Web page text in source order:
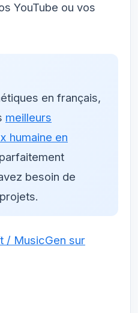
YouTube ou vos
en français,
meilleurs
humaine en
besoin de
/ MusicGen sur